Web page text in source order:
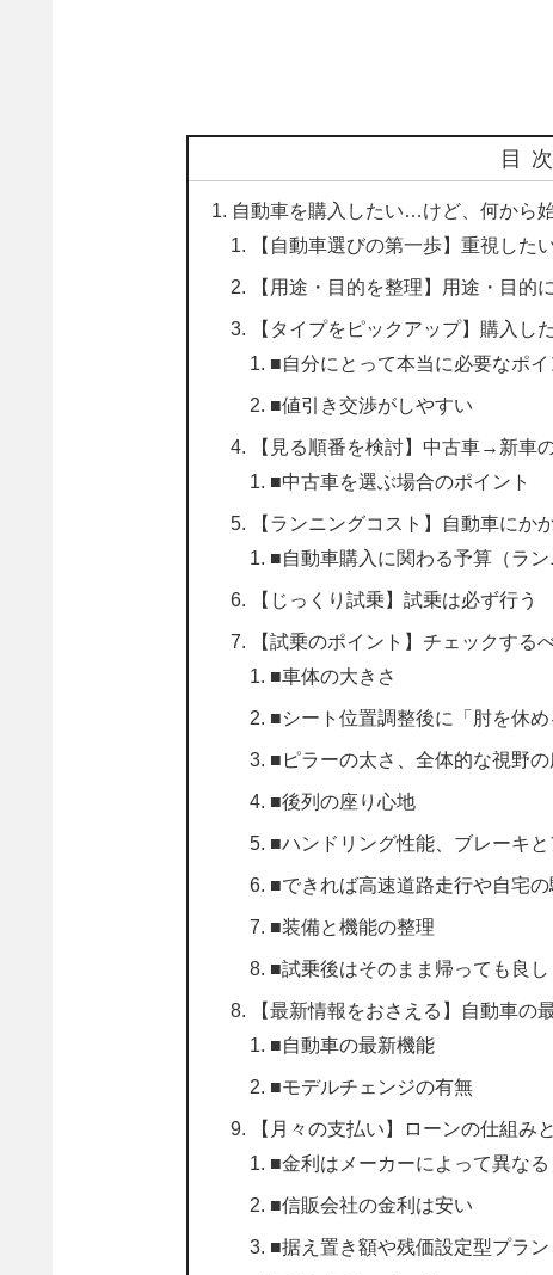
目次
自動車を購入したい…けど、何から
【自動車選びの第一歩】重視した
【用途・目的を整理】用途・目的
【タイプをピックアップ】購入
■自分にとって本当に必要なポ
■値引き交渉がしやすい
【見る順番を検討】中古車→新車
■中古車を選ぶ場合のポイント
【ランニングコスト】自動車にか
■自動車購入に関わる予算（ラン
【じっくり試乗】試乗は必ず行う
【試乗のポイント】チェックする
■車体の大きさ
■シート位置調整後に「肘を休め
■ピラーの太さ、全体的な視野の
■後列の座り心地
■ハンドリング性能、ブレーキ
■できれば高速道路走行や自宅
■装備と機能の整理
■試乗後はそのまま帰っても良し
【最新情報をおさえる】自動車の
■自動車の最新機能
■モデルチェンジの有無
【月々の支払い】ローンの仕組み
■金利はメーカーによって異なる
■信販会社の金利は安い
■据え置き額や残価設定型プラン